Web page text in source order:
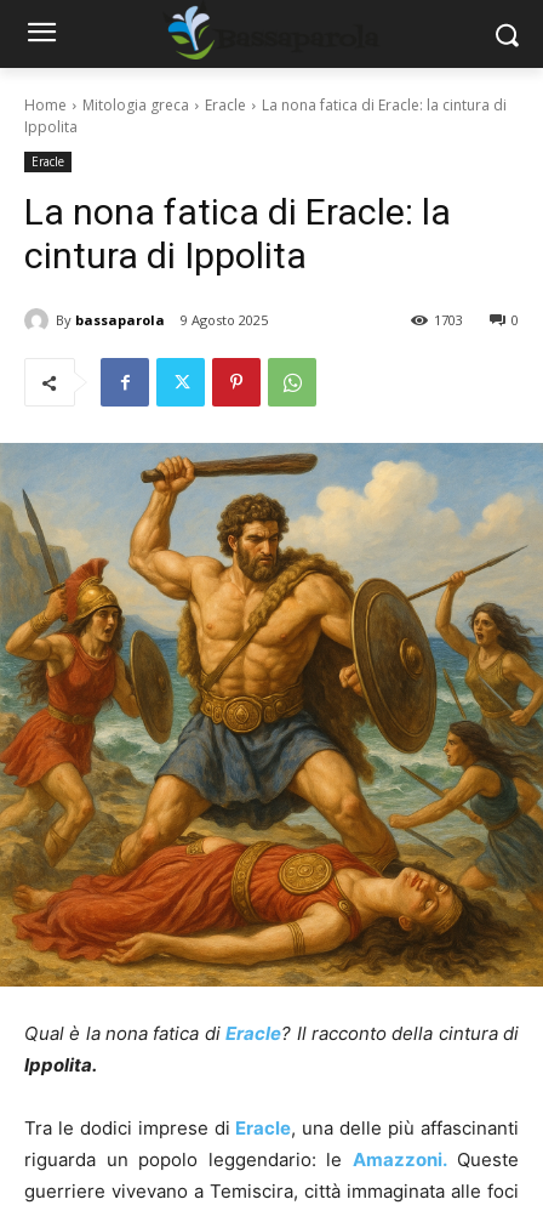
Home Mitologia greca Eracle
La nona fatica di Eracle: la cintura di
Ippolita
Eracle
La nona fatica di Eracle: la
cintura di Ippolita
By bassaparola 9 Agosto 2025 0
1703
Qual è la nona fatica diEracle? Il racconto della cintura di
Ippolita.
Tra le dodici imprese di Eracle, una delle più affascinanti
riguarda un popolo leggendario: le Amazzoni.Queste
guerriere vivevano a Temiscira, città immaginata alle foci